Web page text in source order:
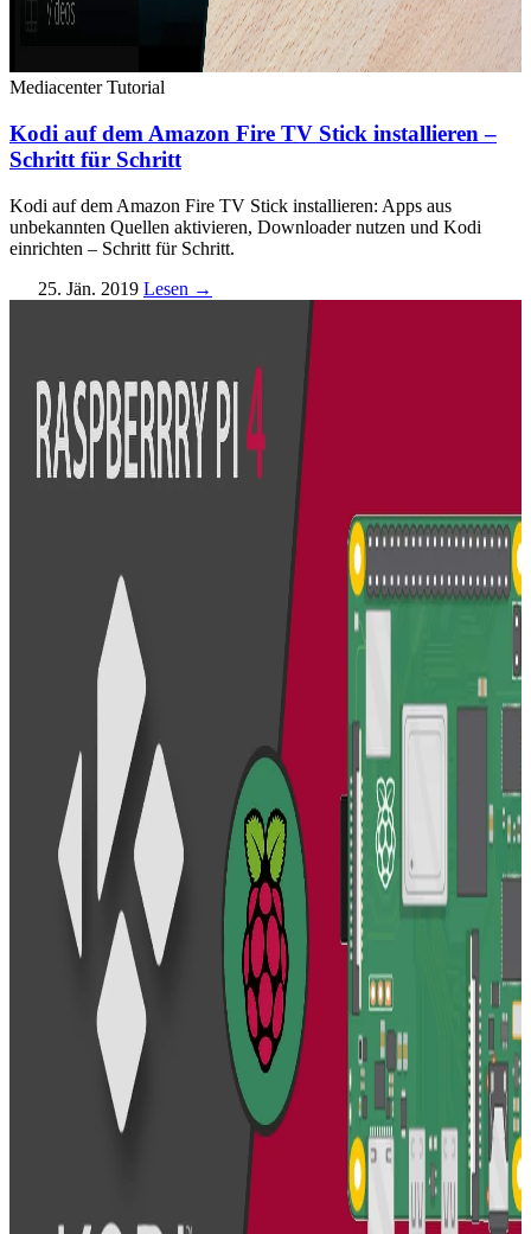
MediacenterTutorial
Kodi auf dem Amazon Fire TV Stick installieren –
Schritt für Schritt
Kodi auf dem Amazon Fire TV Stick installieren: Apps aus
unbekannten Quellen aktivieren, Downloader nutzen und Kodi
einrichten – Schritt für Schritt.
25. Jän. 2019 Lesen →